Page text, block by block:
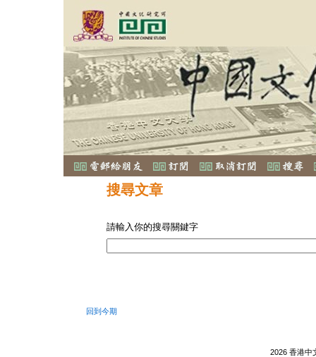
搜尋文章
請輸入你的搜尋關鍵字
回到今期
2026 香港中